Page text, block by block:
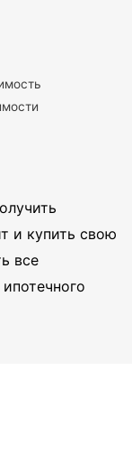
и купить свою
все